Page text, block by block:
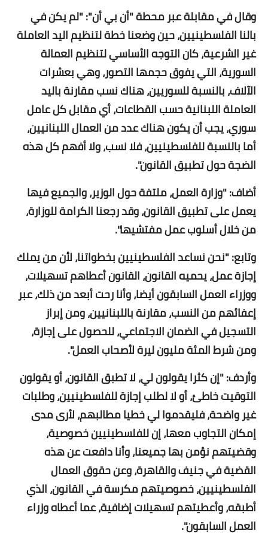
وقال في مقابلة عبر محطة "أن بي أن": "لم يكن في
بالنا الفلسطينيين، حين وضعنا خطة لتنظيم اليد العاملة
غير الشرعية، كان التوجه الأساسي لتنظيم العمالة
السورية، التي يفوق حجمها التصور، وهي بعشرات
الآلاف، بالنسبة للسوريين، هناك نسب مقارنة باليد
العاملة اللبنانية حسب القطاعات، أي مقابل كل عامل
سوري، يجب أن يكون هناك عدد من العمال اللبنانيين،
أما بالنسبة للفلسطينيين، فلا نسب، ولا أفهم كل هذه
الضجة حول تطبيق القانون".
أضاف: "وزارة العمل، ملتفة حول الوزير، والجميع فيها
يعمل على تطبيق القانون، وقد رجعنا الكرامة للوزارة،
من خلال أسلوب عمل مفتشيها".
وتابع: "نحن نساعد الفلسطينيين بخطواتنا، لأن من يملك
إجازة عمل، يحميه القانون، القانون أعطاهم تسهيلات،
ووزراء العمل السابقون أيضا، وأنا رحت أبعد من ذلك، عبر
إعفائهم من النسب، مقارنة باللبنانيين، ومن إبراز
التسجيل في الضمان الاجتماعي، للحصول على إجازة،
ومن شرط المئة مليون ليرة لأصحاب العمل".
وأردف: "إن كثرا يقولون لي، لا تطبق القانون، أو يقولون
التوقيت خاطئ، أو لا لطلب إجازة للفلسطينيين، وطلبات
غير واضحة، فليقدموا لي خطيا مطالبهم، لأرى مدى
إمكان التجاوب معها، إن للفلسطينيين خصوصية،
وقضيتهم نؤمن بها جميعنا، وأنا دافعت عن هذه
القضية في جنيف والقاهرة، وعن حقوق العمال
الفلسطينيين، خصوصيتهم مكرسة في القانون، الذي
أطبقه، وأعطيتهم تسهيلات إضافية، عما أعطاه وزراء
العمل السابقون".